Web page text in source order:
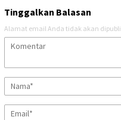
Tinggalkan Balasan
Alamat email Anda tidak akan